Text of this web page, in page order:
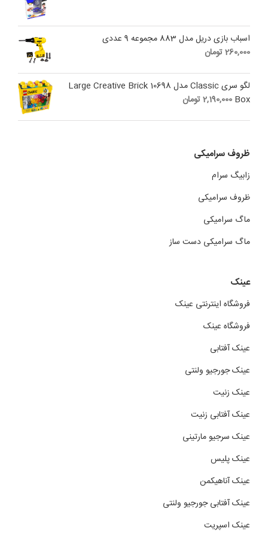
اسباب بازی دریل مدل 883 مجموعه 9 عددی
260,000تومان
لگو سری Classic مدل 10698 Large Creative Brick
Box
2,190,000تومان
ظروف سرامیکی
زابیگ سرام
ظروف سرامیکی
ماگ سرامیکی
ماگ سرامیکی دست ساز
عینک
فروشگاه اینترنتی عینک
فروشگاه عینک
عینک آفتابی
عینک جورجیو ولنتی
عینک زنیت
عینک آفتابی زنیت
عینک سرجیو مارتینی
عینک پلیس
عینک آناهیکمن
عینک آفتابی جورجیو ولنتی
عینک اسپریت